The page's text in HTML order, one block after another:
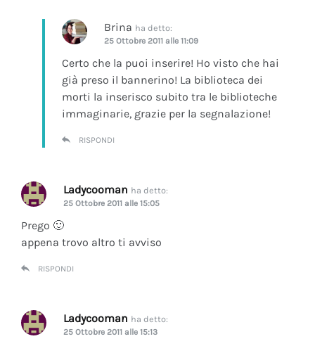
Brina ha detto:
25 Ottobre 2011 alle 11:09
Certo che la puoi inserire! Ho visto che hai
già preso il bannerino! La biblioteca dei
morti la inserisco subito tra le biblioteche
immaginarie, grazie per la segnalazione!
RISPONDI
Ladycooman ha detto:
25 Ottobre 2011 alle 15:05
Prego 🙂
appena trovo altro ti avviso
RISPONDI
Ladycooman ha detto:
25 Ottobre 2011 alle 15:13